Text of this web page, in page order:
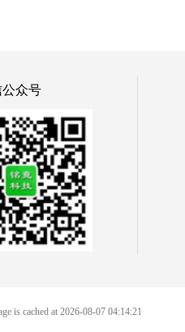
众号
is cached at 2026-08-07 04:14:21